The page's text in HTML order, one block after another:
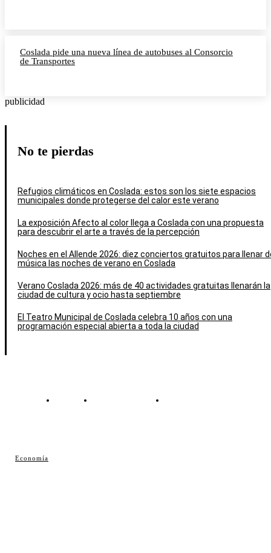
Economía
Coslada pide una nueva línea de autobuses al Consorcio
de Transportes
publicidad
No te pierdas
Refugios climáticos en Coslada: estos son los siete espacios
municipales donde protegerse del calor este verano
La exposición Afecto al color llega a Coslada con una propuesta
para descubrir el arte a través de la percepción
Noches en el Allende 2026: diez conciertos gratuitos para llenar
música las noches de verano en Coslada
Verano Coslada 2026: más de 40 actividades gratuitas llenarán la
ciudad de cultura y ocio hasta septiembre
El Teatro Municipal de Coslada celebra 10 años con una
programación especial abierta a toda la ciudad
Contacto Política de cookies